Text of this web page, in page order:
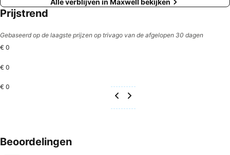
Alle verblijven in Maxwell bekijken
Prijstrend
Gebaseerd op de laagste prijzen op trivago van de afgelopen 30 dagen
€ 0
€ 0
€ 0
Beoordelingen